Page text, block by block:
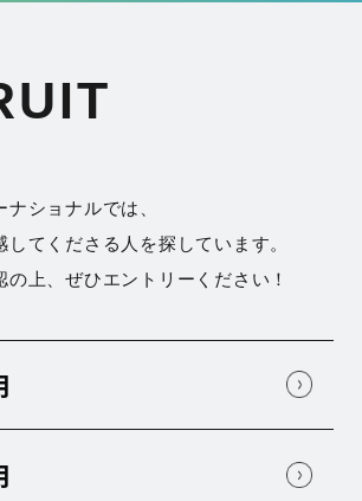
ショナルでは、
てくださる人を探しています。
上、ぜひエントリーください！